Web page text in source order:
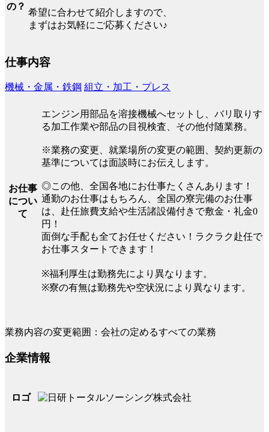
の？
希望に合わせて紹介しますので、
まずはお気軽にご応募ください♪
仕事内容
機械・金属・鉄鋼 組立・加工・プレス
お仕事
につい
て
エンジン用部品を溶接機械へセットし、バリ取りす
る加工作業や部品の目視検査、その他付随業務。
※業務の変更、就業場所の変更の範囲、契約更新の
基準については面談時にお伝えします。
◎この他、全国各地にお仕事たくさんあります！
通勤のお仕事はもちろん、全国の寮完備のお仕事
は、赴任旅費支給や生活諸設備付きで敷金・礼金0
円！
面倒な手配も全てお任せください！ラクラク赴任で
お仕事スタートできます！
※福利厚生は勤務先により異なります。
※寮の有無は勤務先や空状況により異なります。
業務内容の変更範囲：会社の定めるすべての業務
企業情報
ロゴ